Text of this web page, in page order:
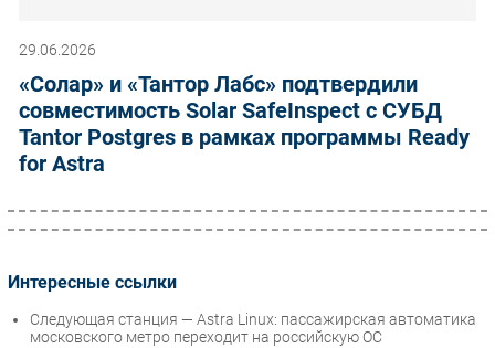
29.06.2026
«Солар» и «Тантор Лабс» подтвердили
совместимость Solar SafeInspect с СУБД
Tantor Postgres в рамках программы Ready
for Astra
Интересные ссылки
Следующая станция — Astra Linux: пассажирская автоматика
московского метро переходит на российскую ОС